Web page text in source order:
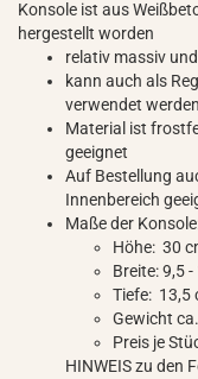
Konsole ist aus
hergestellt worden
relativ massiv
kann auch als
verwendet werden
Material ist
geeignet
Auf Bestellung
Innenbereich
Maße der
Höhe: 30
Breite: 9,5
Tiefe: 13,5
Gewicht
Preis je
HINWEIS zu den